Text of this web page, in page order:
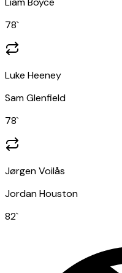
78`
Luke Heeney
Sam Glenfield
78`
Jørgen Voilås
Jordan Houston
82`